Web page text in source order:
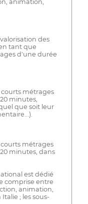
animation,
des
tant que
d'une durée
courts métrages
minutes,
que soit leur
métrages
minutes, dans
est dédié
comprise entre
animation,
; les sous-